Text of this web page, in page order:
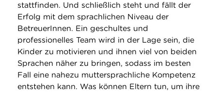
stattfinden. Und schließlich steht und fällt der
Erfolg mit dem sprachlichen Niveau der
BetreuerInnen. Ein geschultes und
professionelles Team wird in der Lage sein, die
Kinder zu motivieren und ihnen viel von beiden
Sprachen näher zu bringen, sodass im besten
Fall eine nahezu muttersprachliche Kompetenz
entstehen kann. Was können Eltern tun, um ihre